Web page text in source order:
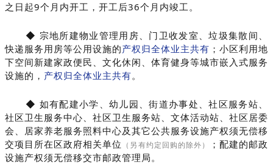
之日起9个月内开工，开工后36个月内竣工。
◆ 宗地所建物业管理用房、门卫收发室、垃圾集散间、
快递服务用房等公用设施的产权归全体业主共有 ；小区利用地
下空间新建家政便民、文化休闲、体育健身等城市嵌入式服务
设施的， 产权归全体业主共有。
◆ 如有配建小学、幼儿园、街道办事处、社区服务站、
社区卫生服务中心、社区卫生服务站、文体活动站、社区居委
会、居家养老服务照料中心及其它公共服务设施产权须无偿移
交项目所在区政府相关单位 （另有约定回购的除外）
；配建的邮政
设施产权须无偿移交市邮政管理局。